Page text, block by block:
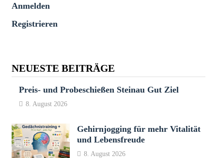
Anmelden
Registrieren
NEUESTE BEITRÄGE
Preis- und Probeschießen Steinau Gut Ziel
8. August 2026
Gehirnjogging für mehr Vitalität
und Lebensfreude
8. August 2026